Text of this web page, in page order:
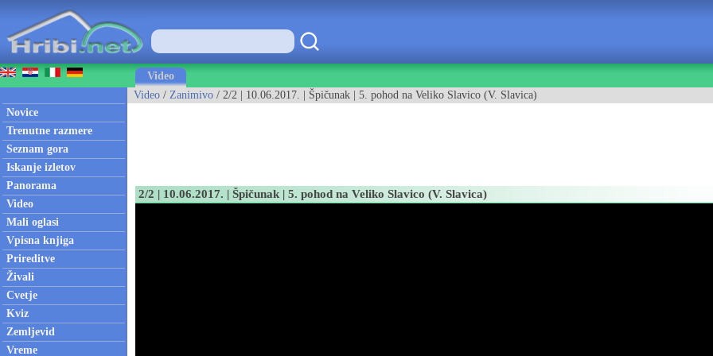
Video
Novice
Trenutne razmere
Seznam gora
Iskanje izletov
Panorama
Video
Mali oglasi
Vpisna knjiga
Prireditve
Živali
Cvetje
Kviz
Zemljevid
Vreme
Video / Zanimivo / 2/2 | 10.06.2017. | Špičunak | 5. pohod na Veliko Slavico (V. Slavica)
2/2 | 10.06.2017. | Špičunak | 5. pohod na Veliko Slavico (V. Slavica)